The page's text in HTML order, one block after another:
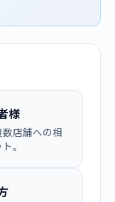
様
店舗への相
。